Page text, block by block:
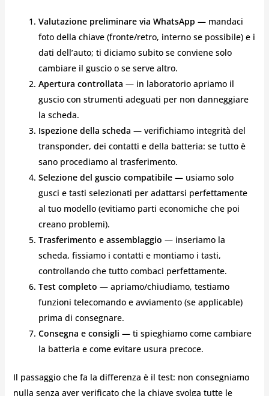
Valutazione preliminare via WhatsApp — mandaci
foto della chiave (fronte/retro, interno se possibile) e i
dati dell’auto; ti diciamo subito se conviene solo
cambiare il guscio o se serve altro.
Apertura controllata — in laboratorio apriamo il
guscio con strumenti adeguati per non danneggiare
la scheda.
Ispezione della scheda — verifichiamo integrità del
transponder, dei contatti e della batteria: se tutto è
sano procediamo al trasferimento.
Selezione del guscio compatibile— usiamo solo
gusci e tasti selezionati per adattarsi perfettamente
al tuo modello (evitiamo parti economiche che poi
creano problemi).
Trasferimento e assemblaggio — inseriamo la
scheda, fissiamo i contatti e montiamo i tasti,
controllando che tutto combaci perfettamente.
Test completo — apriamo/chiudiamo, testiamo
funzioni telecomando e avviamento (se applicable)
prima di consegnare.
Consegna e consigli — ti spieghiamo come cambiare
la batteria e come evitare usura precoce.
Il passaggio che fa la differenza è il test: non consegniamo
nulla senza aver verificato che la chiave svolga tutte le